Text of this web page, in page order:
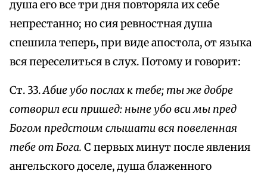
душа его все три дня повторяла их себе
непрестанно; но сия ревностная душа
спешила теперь, при виде апостола, от языка
вся переселиться в слух. Потому и говорит:
Ст. 33.Абие убо послах к тебе; ты же добре
сотворил еси пришед: ныне убо вси мы пред
Богом предстоим слышати вся повеленная
тебе от Бога. С первых минут после явления
ангельского доселе, душа блаженного